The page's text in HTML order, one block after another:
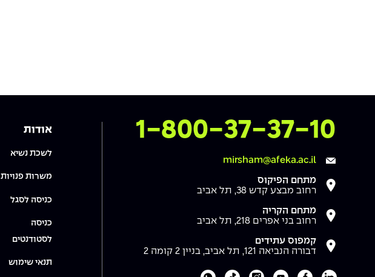
צרו איתנו קשר
1-800-37-37-10
mirsham@afeka.ac.il
מתחם הפיקוס
רחוב מבצע קדש 38, תל אביב
מתחם הקריה
רחוב בני אפרים 218, תל אביב
קמפוס עתידים
דבורה הנביאה 121, תל אביב, בניין 2 קומה 2
אודות
לשכת נשיא
משרות פנויות
כניסה לסגל
כניסה
לסטודנטים
תנאי שימוש